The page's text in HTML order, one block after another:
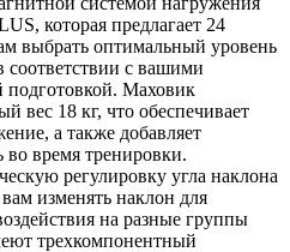
которая предлагает 24
выбрать оптимальный уровень
соответствии с вашими
подготовкой. Маховик
вес 18 кг, что обеспечивает
а также добавляет
во время тренировки.
регулировку угла наклона
изменять наклон для
на разные группы
трехкомпонентный